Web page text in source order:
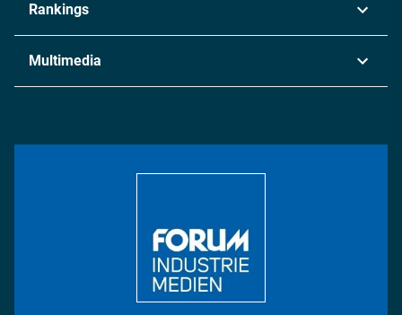
Chemie
Metall
Energie
Rankings
Multimedia